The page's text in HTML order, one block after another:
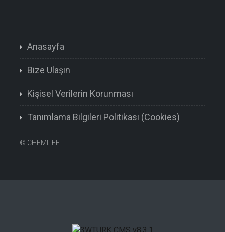
Anasayfa
Bize Ulaşın
Kişisel Verilerin Korunması
Tanımlama Bilgileri Politikası (Cookies)
© CHEMLIFE